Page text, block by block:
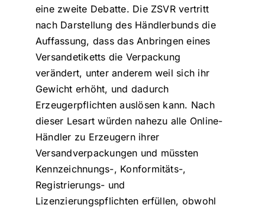
eine zweite Debatte. Die ZSVR vertritt
nach Darstellung des Händlerbunds die
Auffassung, dass das Anbringen eines
Versandetiketts die Verpackung
verändert, unter anderem weil sich ihr
Gewicht erhöht, und dadurch
Erzeugerpflichten auslösen kann. Nach
dieser Lesart würden nahezu alle Online-
Händler zu Erzeugern ihrer
Versandverpackungen und müssten
Kennzeichnungs-, Konformitäts-,
Registrierungs- und
Lizenzierungspflichten erfüllen, obwohl